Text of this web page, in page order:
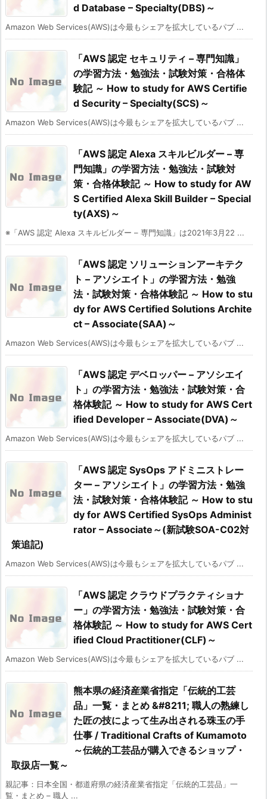
d Database – Specialty(DBS)～
Amazon Web Services(AWS)は今最もシェアを拡大しているパブ ...
「AWS 認定 セキュリティ – 専門知識」
の学習方法・勉強法・試験対策・合格体
験記 ～ How to study for AWS Certifie
d Security – Specialty(SCS)～
Amazon Web Services(AWS)は今最もシェアを拡大しているパブ ...
「AWS 認定 Alexa スキルビルダー – 専
門知識」の学習方法・勉強法・試験対
策・合格体験記 ～ How to study for AW
S Certified Alexa Skill Builder – Special
ty(AXS)～
※「AWS 認定 Alexa スキルビルダー – 専門知識」は2021年3月22 ...
「AWS 認定 ソリューションアーキテク
ト – アソシエイト」の学習方法・勉強
法・試験対策・合格体験記 ～ How to stu
dy for AWS Certified Solutions Archite
ct – Associate(SAA)～
Amazon Web Services(AWS)は今最もシェアを拡大しているパブ ...
「AWS 認定 デベロッパー – アソシエイ
ト」の学習方法・勉強法・試験対策・合
格体験記 ～ How to study for AWS Cert
ified Developer – Associate(DVA)～
Amazon Web Services(AWS)は今最もシェアを拡大しているパブ ...
「AWS 認定 SysOps アドミニストレー
ター – アソシエイト」の学習方法・勉強
法・試験対策・合格体験記 ～ How to stu
dy for AWS Certified SysOps Administ
rator – Associate～(新試験SOA-C02対
策追記)
Amazon Web Services(AWS)は今最もシェアを拡大しているパブ ...
「AWS 認定 クラウドプラクティショナ
ー」の学習方法・勉強法・試験対策・合
格体験記 ～ How to study for AWS Cert
ified Cloud Practitioner(CLF)～
Amazon Web Services(AWS)は今最もシェアを拡大しているパブ ...
熊本県の経済産業省指定「伝統的工芸
品」一覧・まとめ &#8211; 職人の熟練し
た匠の技によって生み出される珠玉の手
仕事 / Traditional Crafts of Kumamoto
～伝統的工芸品が購入できるショップ・
取扱店一覧～
親記事：日本全国・都道府県の経済産業省指定「伝統的工芸品」一
覧・まとめ – 職人 ...